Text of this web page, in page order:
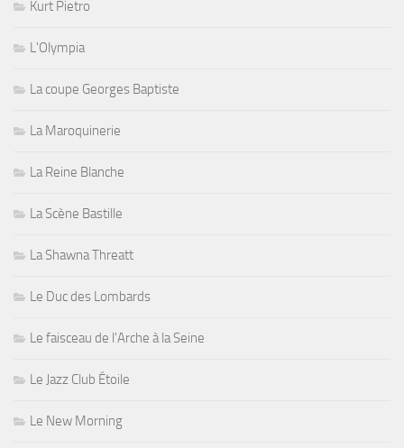
Kurt Pietro
L'Olympia
La coupe Georges Baptiste
La Maroquinerie
La Reine Blanche
La Scène Bastille
La Shawna Threatt
Le Duc des Lombards
Le faisceau de l'Arche à la Seine
Le Jazz Club Étoile
Le New Morning